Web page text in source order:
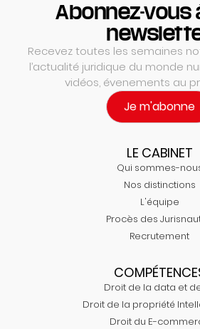
Abonnez-vous
Recevez toutes les semaines
l’actualité juridique du monde
vidéos, évenements au
Je m'abonne
LE CABINET
Qui sommes-
Nos distinctions
L'équipe
Procès des
Recrutement
Droit de la data et
Droit de la propriété
Droit du E-